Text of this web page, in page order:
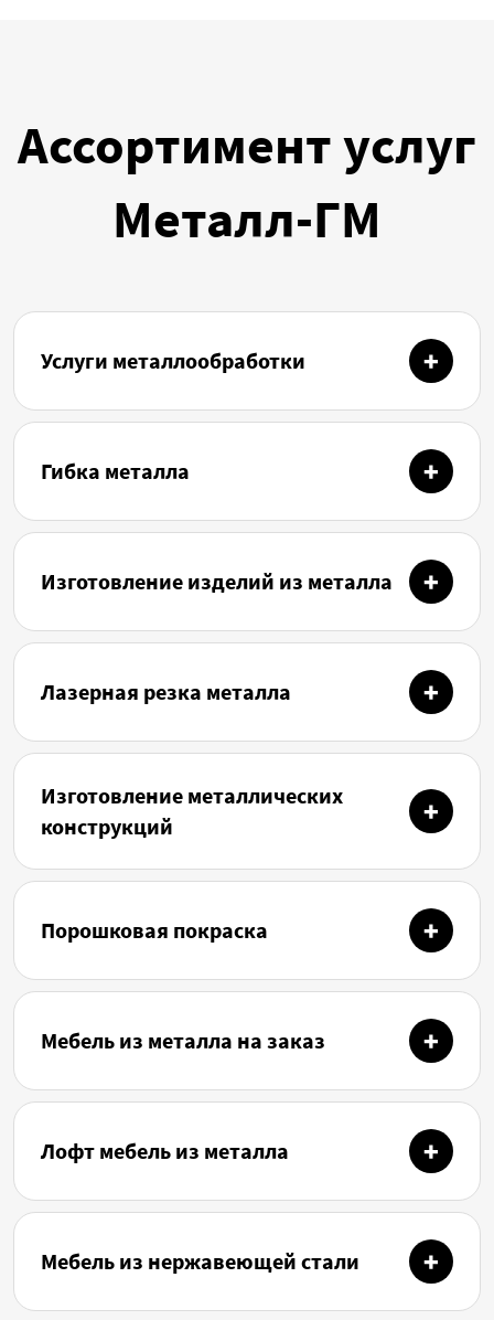
Ассортимент услуг
Металл-ГМ
Услуги металлообработки
Гибка металла
Изготовление изделий из металла
Лазерная резка металла
Изготовление металлических
конструкций
Порошковая покраска
Мебель из металла на заказ
Лофт мебель из металла
Мебель из нержавеющей стали